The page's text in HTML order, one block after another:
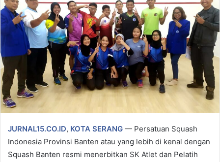
JURNAL15.CO.ID, KOTA SERANG — Persatuan Squash
Indonesia Provinsi Banten atau yang lebih di kenal dengan
Squash Banten resmi menerbitkan SK Atlet dan Pelatih